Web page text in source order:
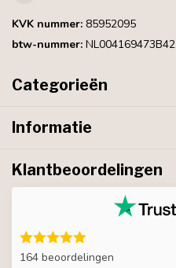
KVK nummer: 85952095
btw-nummer: NL004169473B42
Categorieën
Informatie
Klantbeoordelingen
164 beoordelingen